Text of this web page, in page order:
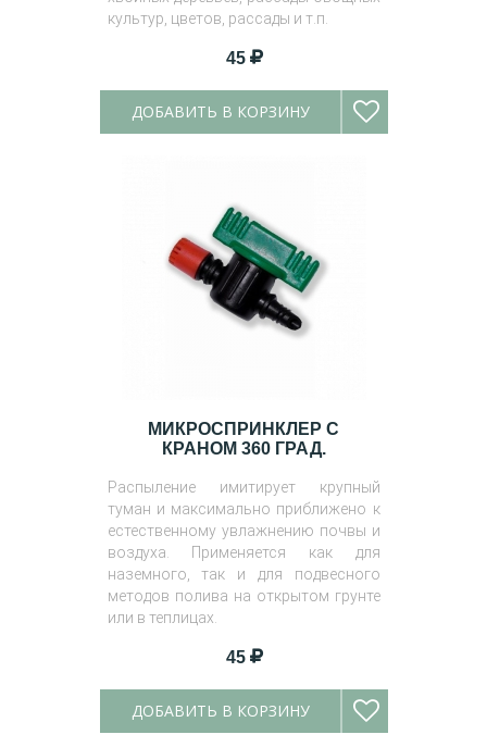
культур, цветов, рассады и т.п.
45
ДОБАВИТЬ В КОРЗИНУ
МИКРОСПРИНКЛЕР С
КРАНОМ 360 ГРАД.
Распыление имитирует крупный
туман и максимально приближено к
естественному увлажнению почвы и
воздуха. Применяется как для
наземного, так и для подвесного
методов полива на открытом грунте
или в теплицах.
45
ДОБАВИТЬ В КОРЗИНУ